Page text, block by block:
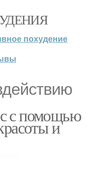
похудение
с помощью
и